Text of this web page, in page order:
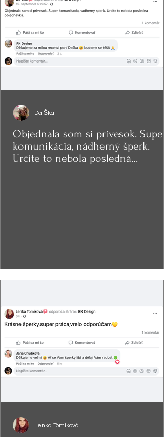
Objednala som si prívesok. Super
komunikácia, nádherný šperk.
Určite to nebola posledná
Da Ška
Lenka Tomíková